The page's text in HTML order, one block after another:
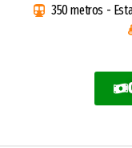
350 metros -